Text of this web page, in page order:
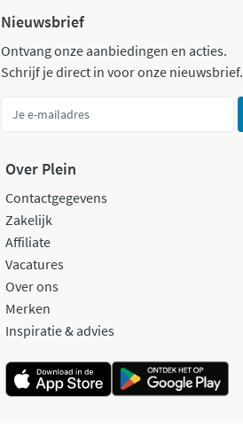
Nieuwsbrief
Ontvang onze aanbiedingen en acties.
Schrijf je direct in voor onze nieuwsbrief.
Over Plein
Contactgegevens
Zakelijk
Affiliate
Vacatures
Over ons
Merken
Inspiratie & advies